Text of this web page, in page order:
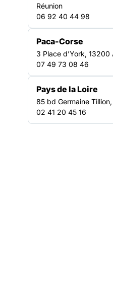
VEILLE SOCIALE,
NATIONAL
Réunion
06 92 40 44 98
Paca-Corse
3 Place d’York, 13200
07 49 73 08 46
Pays de la Loire
85 bd Germaine
02 41 20 45 16